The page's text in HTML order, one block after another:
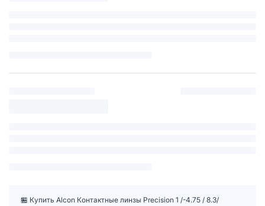
🏪 Купить Alcon Контактные линзы Precision 1 /-4.75 / 8.3/